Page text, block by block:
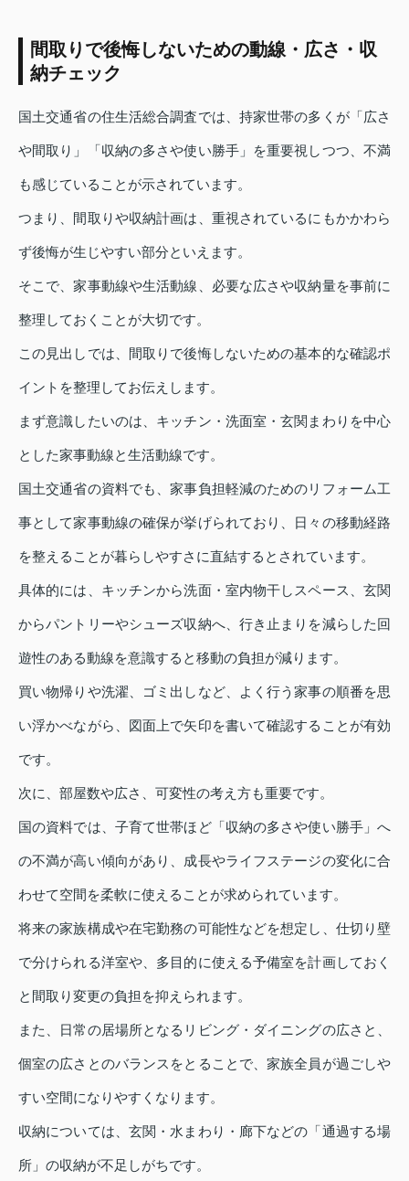
間取りで後悔しないための動線・広さ・収
納チェック
国土交通省の住生活総合調査では、持家世帯の多くが「広さ
や間取り」「収納の多さや使い勝手」を重要視しつつ、不満
も感じていることが示されています。
つまり、間取りや収納計画は、重視されているにもかかわら
ず後悔が生じやすい部分といえます。
そこで、家事動線や生活動線、必要な広さや収納量を事前に
整理しておくことが大切です。
この見出しでは、間取りで後悔しないための基本的な確認ポ
イントを整理してお伝えします。
まず意識したいのは、キッチン・洗面室・玄関まわりを中心
とした家事動線と生活動線です。
国土交通省の資料でも、家事負担軽減のためのリフォーム工
事として家事動線の確保が挙げられており、日々の移動経路
を整えることが暮らしやすさに直結するとされています。
具体的には、キッチンから洗面・室内物干しスペース、玄関
からパントリーやシューズ収納へ、行き止まりを減らした回
遊性のある動線を意識すると移動の負担が減ります。
買い物帰りや洗濯、ゴミ出しなど、よく行う家事の順番を思
い浮かべながら、図面上で矢印を書いて確認することが有効
です。
次に、部屋数や広さ、可変性の考え方も重要です。
国の資料では、子育て世帯ほど「収納の多さや使い勝手」へ
の不満が高い傾向があり、成長やライフステージの変化に合
わせて空間を柔軟に使えることが求められています。
将来の家族構成や在宅勤務の可能性などを想定し、仕切り壁
で分けられる洋室や、多目的に使える予備室を計画しておく
と間取り変更の負担を抑えられます。
また、日常の居場所となるリビング・ダイニングの広さと、
個室の広さとのバランスをとることで、家族全員が過ごしや
すい空間になりやすくなります。
収納については、玄関・水まわり・廊下などの「通過する場
所」の収納が不足しがちです。